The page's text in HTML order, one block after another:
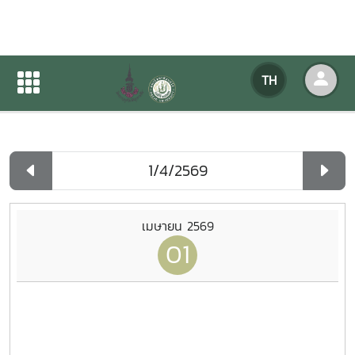
TH
ปฏิทินกิจกรรมของหน่วยงาน
ปฏิทินกิจกรรมของหน่วยงาน
เมษายน 2569
01